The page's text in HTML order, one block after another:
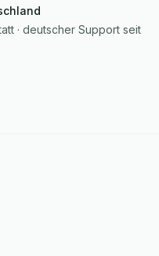
· deutscher Support seit